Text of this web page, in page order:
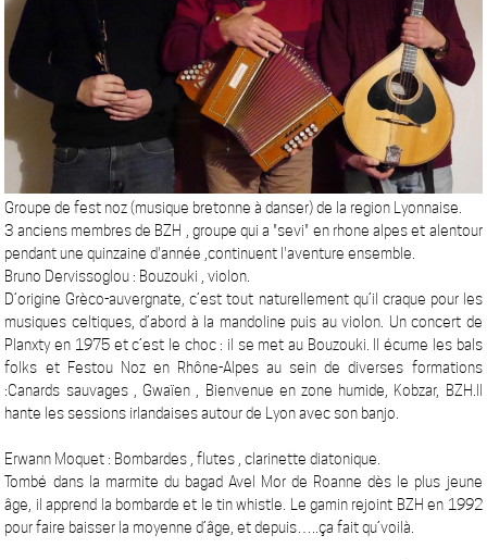
Groupe de fest noz (musique bretonne à danser) de la region Lyonnaise.
3 anciens membres de BZH , groupe qui a "sevi" en rhone alpes et alentour
pendant une quinzaine d'année ,continuent l'aventure ensemble.
Bruno Dervissoglou : Bouzouki , violon.
D’origine Grèco-auvergnate, c’est tout naturellement qu’il craque pour les
musiques celtiques, d’abord à la mandoline puis au violon. Un concert de
Planxty en 1975 et c’est le choc : il se met au Bouzouki. Il écume les bals
folks et Festou Noz en Rhône-Alpes au sein de diverses formations
:Canards sauvages , Gwaïen , Bienvenue en zone humide, Kobzar, BZH.Il
hante les sessions irlandaises autour de Lyon avec son banjo.
Erwann Moquet : Bombardes , flutes , clarinette diatonique.
Tombé dans la marmite du bagad Avel Mor de Roanne dès le plus jeune
âge, il apprend la bombarde et le tin whistle. Le gamin rejoint BZH en 1992
pour faire baisser la moyenne d’âge, et depuis…..ça fait qu’voilà.